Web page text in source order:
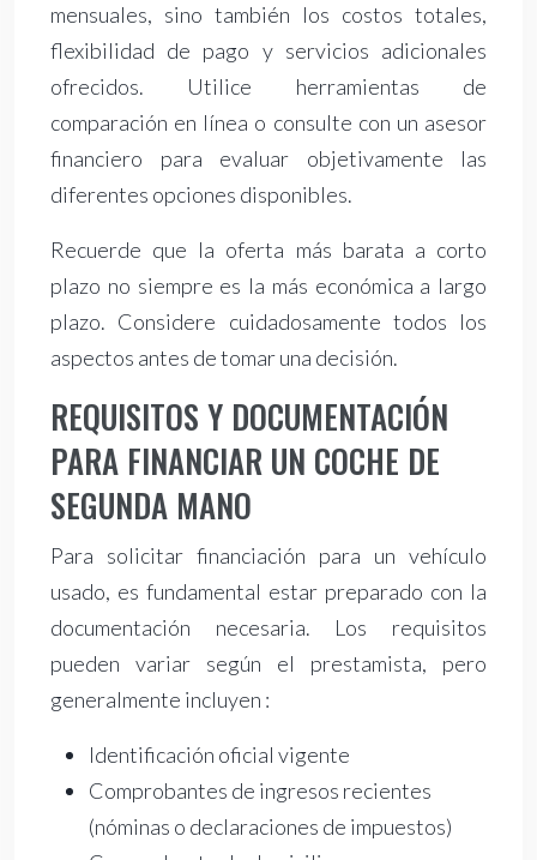
mensuales, sino también los costos totales,
flexibilidad de pago y servicios adicionales
ofrecidos. Utilice herramientas de
comparación en línea o consulte con un asesor
financiero para evaluar objetivamente las
diferentes opciones disponibles.
Recuerde que la oferta más barata a corto
plazo no siempre es la más económica a largo
plazo. Considere cuidadosamente todos los
aspectos antes de tomar una decisión.
REQUISITOS Y DOCUMENTACIÓN
PARA FINANCIAR UN COCHE DE
SEGUNDA MANO
Para solicitar financiación para un vehículo
usado, es fundamental estar preparado con la
documentación necesaria. Los requisitos
pueden variar según el prestamista, pero
generalmente incluyen :
Identificación oficial vigente
Comprobantes de ingresos recientes
(nóminas o declaraciones de impuestos)